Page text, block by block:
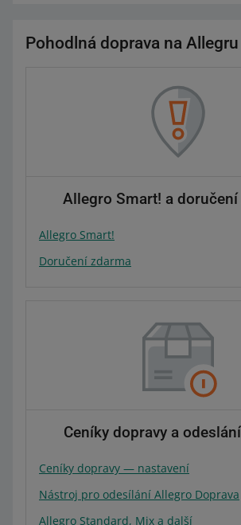
Pohodlná doprava na Allegru
Allegro Smart! a
Allegro Smart!
Doručení zdarma
Ceníky dopravy a
Ceníky dopravy — nastavení
Nástroj pro odesílání Allegro Doprava
Allegro Standard, Mix a další